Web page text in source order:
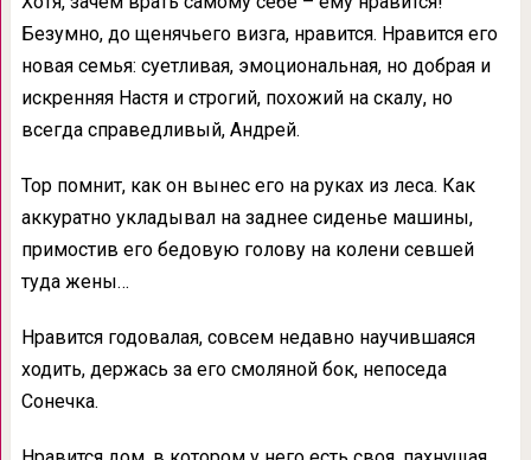
Безумно, до щенячьего визга, нравится. Нравится его
новая семья: суетливая, эмоциональная, но добрая и
искренняя Настя и строгий, похожий на скалу, но
всегда справедливый, Андрей.
Тор помнит, как он вынес его на руках из леса. Как
аккуратно укладывал на заднее сиденье машины,
примостив его бедовую голову на колени севшей
туда жены…
Нравится годовалая, совсем недавно научившаяся
ходить, держась за его смоляной бок, непоседа
Сонечка.